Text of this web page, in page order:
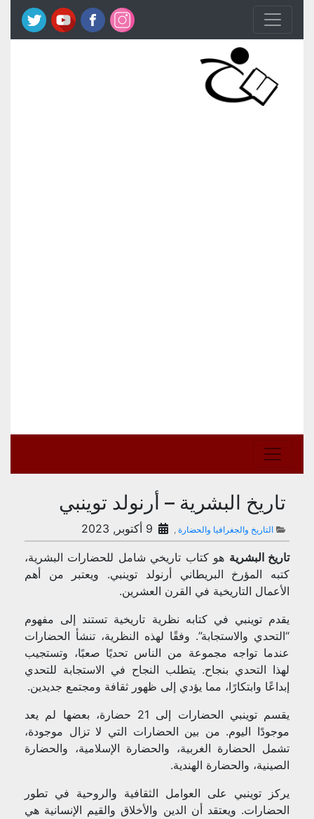
تاريخ البشرية – أرنولد توينبي
التاريخ والجغرافيا والحضارة ,
تاريخ البشرية هو كتاب تاريخي شامل للحضارات البشرية،
كتبه المؤرخ البريطاني أرنولد توينبي. ويعتبر من أهم
الأعمال التاريخية في القرن العشرين.
يقدم توينبي في كتابه نظرية تاريخية تستند إلى مفهوم
“التحدي والاستجابة”. وفقًا لهذه النظرية، تنشأ الحضارات
عندما تواجه مجموعة من الناس تحديًا صعبًا، وتستجيب
لهذا التحدي بنجاح. يتطلب النجاح في الاستجابة للتحدي
إبداعًا وابتكارًا، مما يؤدي إلى ظهور ثقافة ومجتمع جديدين.
يقسم توينبي الحضارات إلى 21 حضارة، بعضها لم يعد
موجودًا اليوم. من بين الحضارات التي لا تزال موجودة،
تشمل الحضارة الغربية، والحضارة الإسلامية، والحضارة
الصينية، والحضارة الهندية.
يركز توينبي على العوامل الثقافية والروحية في تطور
الحضارات. ويعتقد أن الدين والأخلاق والقيم الإنسانية هي